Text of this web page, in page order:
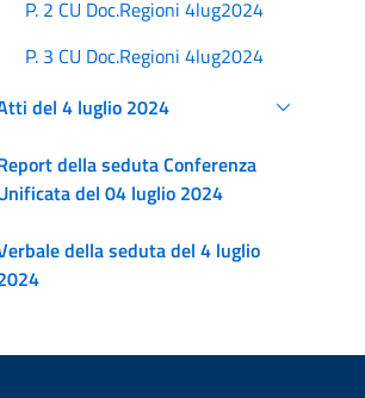
P. 2 CU Doc.Regioni 4lug2024
P. 3 CU Doc.Regioni 4lug2024
del 4 luglio 2024
della seduta Conferenza
del 04 luglio 2024
della seduta del 4 luglio